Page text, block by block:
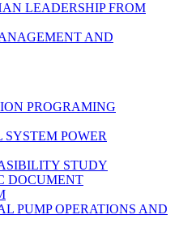
LEADERSHIP FROM
AND
PROGRAMING
POWER
STUDY
DOCUMENT
PUMP OPERATIONS AND